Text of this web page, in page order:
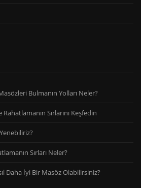
Bulmanın Yolları Neler?
Sırlarını Keşfedin
Sırları Neler?
Daha İyi Bir Masöz Olabilirsiniz?